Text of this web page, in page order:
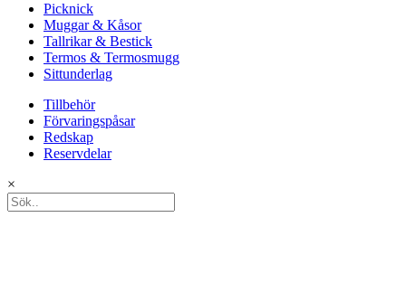
Picknick
Muggar & Kåsor
Tallrikar & Bestick
Termos & Termosmugg
Sittunderlag
Tillbehör
Förvaringspåsar
Redskap
Reservdelar
×